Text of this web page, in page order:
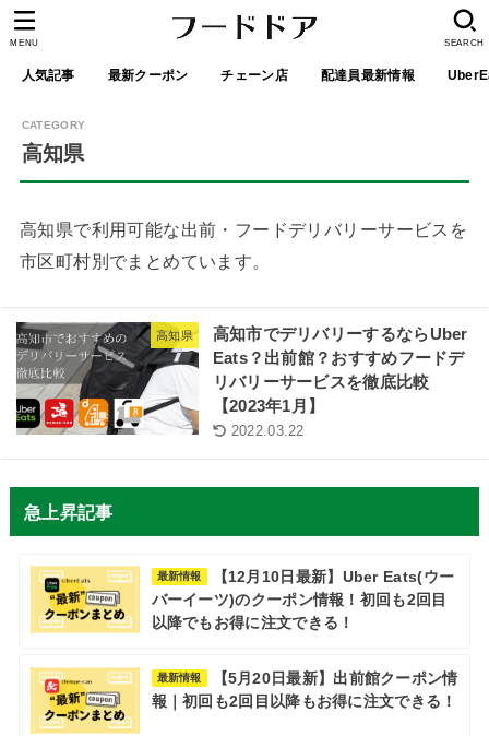
人気記事 最新クーポン チェーン店 配達員最新情報
SEARCH
MENU
高知県
高知県で利用可能な出前・フードデリバリーサービスを
市区町村別でまとめています。
高知県
高知市でデリバリーするならUber
Eats？出前館？おすすめフードデ
リバリーサービスを徹底比較
【2023年1月】
2022.03.22
急上昇記事
最新情報
【12月10日最新】Uber Eats(ウー
バーイーツ)のクーポン情報！初回も2回目
以降でもお得に注文できる！
最新情報
【5月20日最新】出前館クーポン情
報｜初回も2回目以降もお得に注文できる！